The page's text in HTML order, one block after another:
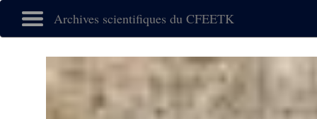
Archives scientifiques du CFEETK